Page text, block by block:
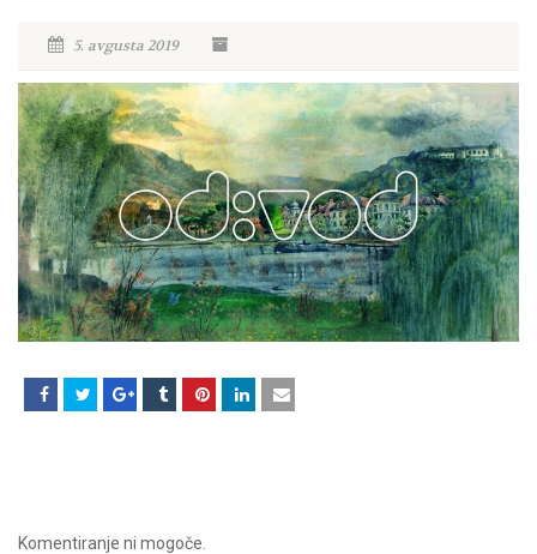
5. avgusta 2019
Komentiranje ni mogoče.